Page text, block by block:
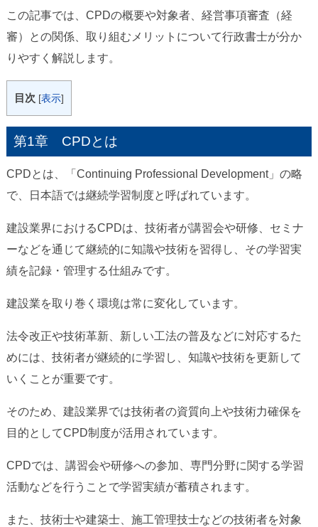
この記事では、CPDの概要や対象者、経営事項審査（経
審）との関係、取り組むメリットについて行政書士が分か
りやすく解説します。
目次 [表示]
第1章 CPDとは
CPDとは、「Continuing Professional Development」の略
で、日本語では継続学習制度と呼ばれています。
建設業界におけるCPDは、技術者が講習会や研修、セミナ
ーなどを通じて継続的に知識や技術を習得し、その学習実
績を記録・管理する仕組みです。
建設業を取り巻く環境は常に変化しています。
法令改正や技術革新、新しい工法の普及などに対応するた
めには、技術者が継続的に学習し、知識や技術を更新して
いくことが重要です。
そのため、建設業界では技術者の資質向上や技術力確保を
目的としてCPD制度が活用されています。
CPDでは、講習会や研修への参加、専門分野に関する学習
活動などを行うことで学習実績が蓄積されます。
また、技術士や建築士、施工管理技士などの技術者を対象